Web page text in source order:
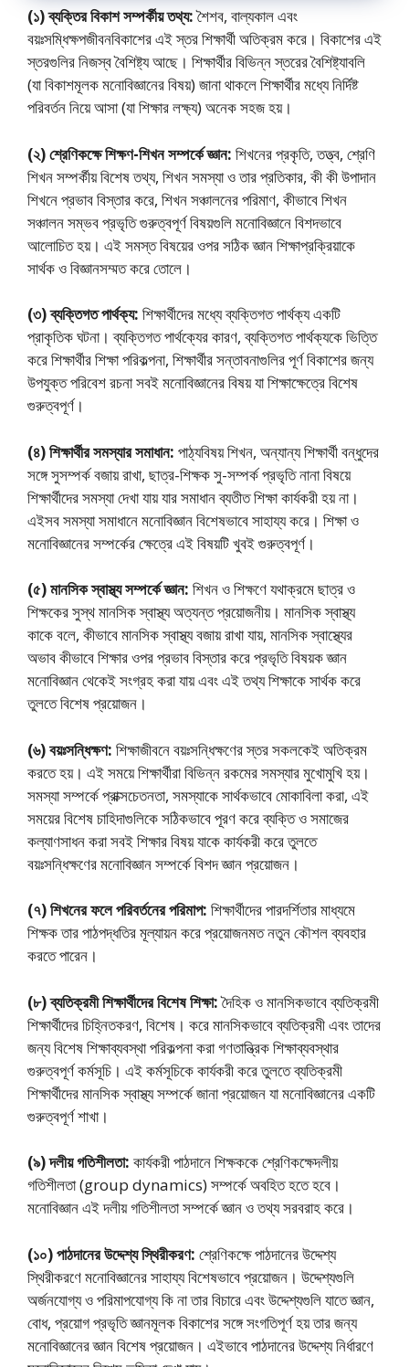
(১) ব্যক্তির বিকাশ সম্পৰ্কীয় তথ্য:শৈশব, বাল্যকাল এবং
বয়ঃসম্ধিক্ষপজীবনবিকাশের এই স্তর শিক্ষার্থী অতিক্রম করে। বিকাশের এই
স্তরগুলির নিজস্ব বৈশিষ্ট্য আছে। শিক্ষার্থীর বিভিন্ন স্তরের বৈশিষ্ট্যাবলি
(যা বিকাশমূলক মনােবিজ্ঞানের বিষয়) জানা থাকলে শিক্ষার্থীর মধ্যে নির্দিষ্ট
পরিবর্তন নিয়ে আসা (যা শিক্ষার লক্ষ্য) অনেক সহজ হয়।
(২) শ্রেণিকক্ষে শিক্ষণ-শিখন সম্পর্কে জ্ঞান: শিখনের প্রকৃতি, তত্ত্ব, শ্রেণি
শিখন সম্পর্কীয় বিশেষ তথ্য, শিখন সমস্যা ও তার প্রতিকার, কী কী উপাদান
শিখনে প্রভাব বিস্তার করে, শিখন সঞ্চালনের পরিমাণ, কীভাবে শিখন
সঞ্চালন সম্ভব প্রভৃতি গুরুত্বপূর্ণ বিষয়গুলি মনােবিজ্ঞানে বিশদভাবে
আলােচিত হয়। এই সমস্ত বিষয়ের ওপর সঠিক জ্ঞান শিক্ষাপ্রক্রিয়াকে
সার্থক ও বিজ্ঞানসম্মত করে তােলে।
(৩) ব্যক্তিগত পার্থক্য: শিক্ষার্থীদের মধ্যে ব্যক্তিগত পার্থক্য একটি
প্রাকৃতিক ঘটনা। ব্যক্তিগত পার্থক্যের কারণ, ব্যক্তিগত পার্থক্যকে ভিত্তি
করে শিক্ষার্থীর শিক্ষা পরিকল্পনা, শিক্ষার্থীর সন্তাবনাগুলির পূর্ণ বিকাশের জন্য
উপযুক্ত পরিবেশ রচনা সবই মনােবিজ্ঞানের বিষয় যা শিক্ষাক্ষেত্রে বিশেষ
গুরুত্বপূর্ণ।
(৪) শিক্ষার্থীর সমস্যার সমাধান: পাঠ্যবিষয় শিখন, অন্যান্য শিক্ষার্থী বন্ধুদের
সঙ্গে সুসম্পর্ক বজায় রাখা, ছাত্র-শিক্ষক সু-সম্পর্ক প্রভৃতি নানা বিষয়ে
শিক্ষার্থীদের সমস্যা দেখা যায় যার সমাধান ব্যতীত শিক্ষা কার্যকরী হয় না।
এইসব সমস্যা সমাধানে মনােবিজ্ঞান বিশেষভাবে সাহায্য করে। শিক্ষা ও
মনােবিজ্ঞানের সম্পর্কের ক্ষেত্রে এই বিষয়টি খুবই গুরুত্বপূর্ণ।
(৫) মানসিক স্বাস্থ্য সম্পর্কে জ্ঞান: শিখন ও শিক্ষণে যথাক্রমে ছাত্র ও
শিক্ষকের সুস্থ মানসিক স্বাস্থ্য অত্যন্ত প্রয়ােজনীয়। মানসিক স্বাস্থ্য
কাকে বলে, কীভাবে মানসিক স্বাস্থ্য বজায় রাখা যায়, মানসিক স্বাস্থ্যের
অভাব কীভাবে শিক্ষার ওপর প্রভাব বিস্তার করে প্রভৃতি বিষয়ক জ্ঞান
মনােবিজ্ঞান থেকেই সংগ্রহ করা যায় এবং এই তথ্য শিক্ষাকে সার্থক করে
তুলতে বিশেষ প্রয়ােজন।
(৬) বয়ঃসন্ধিক্ষণ: শিক্ষাজীবনে বয়ঃসন্ধিক্ষণের স্তর সকলকেই অতিক্রম
করতে হয়। এই সময়ে শিক্ষার্থীরা বিভিন্ন রকমের সমস্যার মুখােমুখি হয়।
সমস্যা সম্পর্কে প্রাক্সচেতনতা, সমস্যাকে সার্থকভাবে মােকাবিলা করা, এই
সময়ের বিশেষ চাহিদাগুলিকে সঠিকভাবে পূরণ করে ব্যক্তি ও সমাজের
কল্যাণসাধন করা সবই শিক্ষার বিষয় যাকে কার্যকরী করে তুলতে
বয়ঃসন্ধিক্ষণের মনােবিজ্ঞান সম্পর্কে বিশদ জ্ঞান প্রয়ােজন।
(৭) শিখনের ফলে পরিবর্তনের পরিমাপ: শিক্ষার্থীদের পারদর্শিতার মাধ্যমে
শিক্ষক তার পাঠপদ্ধতির মূল্যায়ন করে প্রয়ােজনমত নতুন কৌশল ব্যবহার
করতে পারেন।
(৮) ব্যতিক্রমী শিক্ষার্থীদের বিশেষ শিক্ষা:দৈহিক ও মানসিকভাবে ব্যতিক্রমী
শিক্ষার্থীদের চিহ্নিতকরণ, বিশেষ। করে মানসিকভাবে ব্যতিক্রমী এবং তাদের
জন্য বিশেষ শিক্ষাব্যবস্থা পরিকল্পনা করা গণতান্ত্রিক শিক্ষাব্যবস্থার
গুরুত্বপূর্ণ কর্মসূচি। এই কর্মসূচিকে কার্যকরী করে তুলতে ব্যতিক্রমী
শিক্ষার্থীদের মানসিক স্বাস্থ্য সম্পর্কে জানা প্রয়ােজন যা মনােবিজ্ঞানের একটি
গুরুত্বপূর্ণ শাখা।
(৯) দলীয় গতিশীলতা: কার্যকরী পাঠদানে শিক্ষককে শ্রেণিকক্ষেদলীয়
গতিশীলতা (group dynamics) সম্পর্কে অবহিত হতে হবে।
মনােবিজ্ঞান এই দলীয় গতিশীলতা সম্পর্কে জ্ঞান ও তথ্য সরবরাহ করে।
(১০) পাঠদানের উদ্দেশ্য স্থিরীকরণ: শ্রেণিকক্ষে পাঠদানের উদ্দেশ্য
স্থিরীকরণে মনােবিজ্ঞানের সাহায্য বিশেষভাবে প্রয়ােজন। উদ্দেশ্যগুলি
অর্জনযােগ্য ও পরিমাপযােগ্য কি না তার বিচারে এবং উদ্দেশ্যগুলি যাতে জ্ঞান,
বােধ, প্রয়ােগ প্রভৃতি জ্ঞানমূলক বিকাশের সঙ্গে সংগতিপূর্ণ হয় তার জন্য
মনােবিজ্ঞানের জ্ঞান বিশেষ প্রয়ােজন। এইভাবে পাঠদানের উদ্দেশ্য নির্ধারণে